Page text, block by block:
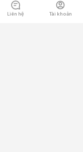
Liên hệ Tài khoản